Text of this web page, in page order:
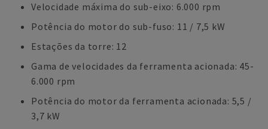
Velocidade máxima do sub-eixo: 6.000 rpm
Potência do motor do sub-fuso: 11 / 7,5 kW
Estações da torre: 12
Gama de velocidades da ferramenta acionada: 45-
6.000 rpm
Potência do motor da ferramenta acionada: 5,5 /
3,7 kW